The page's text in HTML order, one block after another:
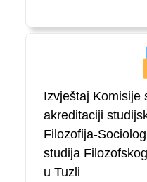
Izvještaj Komisije
akreditaciji
Filozofija-
studija
u Tuzli